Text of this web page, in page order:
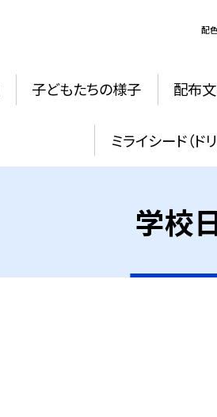
配色
子どもたちの様子 配布文
ミライシード（ド
学校